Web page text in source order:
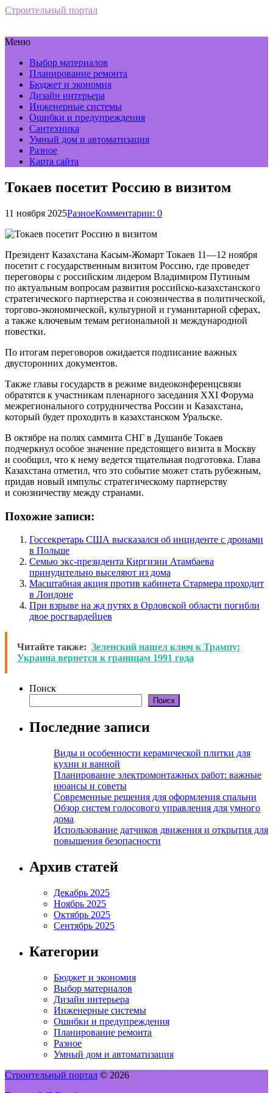
Строительный портал
Меню
Выбор материалов
Планирование ремонта
Бюджет и экономия
Дизайн интерьера
Инженерные системы
Ошибки и предупреждения
Сантехника
Умный дом и автоматизация
Разное
Карта сайта
Токаев посетит Россию в визитом
11 ноября 2025РазноеКомментарии: 0
Президент Казахстана Касым-Жомарт Токаев 11—12 ноября
посетит с государственным визитом Россию, где проведет
переговоры с российским лидером Владимиром Путиным
по актуальным вопросам развития российско-казахстанского
стратегического партнерства и союзничества в политической,
торгово-экономической, культурной и гуманитарной сферах,
а также ключевым темам региональной и международной
повестки.
По итогам переговоров ожидается подписание важных
двусторонних документов.
Также главы государств в режиме видеоконференцсвязи
обратятся к участникам пленарного заседания XXI Форума
межрегионального сотрудничества России и Казахстана,
который будет проходить в казахстанском Уральске.
В октябре на полях саммита СНГ в Душанбе Токаев
подчеркнул особое значение предстоящего визита в Москву
и сообщил, что к нему ведется тщательная подготовка. Глава
Казахстана отметил, что это событие может стать рубежным,
придав новый импульс стратегическому партнерству
и союзничеству между странами.
Похожие записи:
Госсекретарь США высказался об инциденте с дронами
в Польше
Семью экс-президента Киргизии Атамбаева
принудительно выселяют из дома
Масштабная акция против кабинета Стармера проходит
в Лондоне
При взрыве на жд путях в Орловской области погибли
двое росгвардейцев
Читайте также: Зеленский нашел ключ к Трампу:
Украина вернется к границам 1991 года
Поиск
Поиск
Последние записи
Виды и особенности керамической плитки для
кухни и ванной
Планирование электромонтажных работ: важные
нюансы и советы
Современные решения для оформления спальни
Обзор систем голосового управления для умного
дома
Использование датчиков движения и открытия для
повышения безопасности
Архив статей
Декабрь 2025
Ноябрь 2025
Октябрь 2025
Сентябрь 2025
Категории
Бюджет и экономия
Выбор материалов
Дизайн интерьера
Инженерные системы
Ошибки и предупреждения
Планирование ремонта
Разное
Умный дом и автоматизация
Строительный портал © 2026